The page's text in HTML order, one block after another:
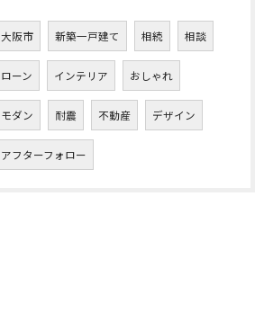
大阪市 新築一戸建て 相続 相談
ローン インテリア おしゃれ
モダン 耐震 不動産 デザイン
アフターフォロー